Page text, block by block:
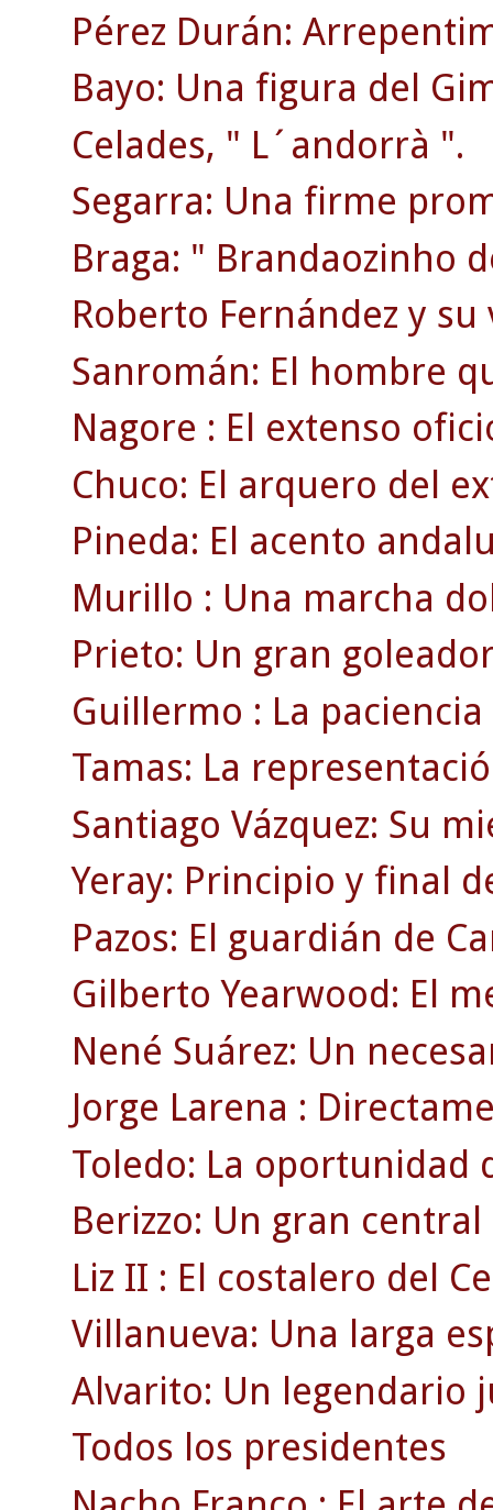
Pérez Durán:
Bayo: Una figura del
Celades, " L´andorrà ".
Segarra: Una firme
Braga: " Brandaozinho
Roberto Fernández y
Sanromán: El hombre
Nagore : El extenso
Chuco: El arquero del
Pineda: El acento
Murillo : Una marcha
Prieto: Un gran
Guillermo : La
Tamas: La
Santiago Vázquez: Su
Yeray: Principio y final
Pazos: El guardián de
Gilberto Yearwood: El
Nené Suárez: Un
Jorge Larena :
Toledo: La oportunidad
Berizzo: Un gran
Liz II : El costalero del
Villanueva: Una larga
Alvarito: Un legendario
Todos los presidentes